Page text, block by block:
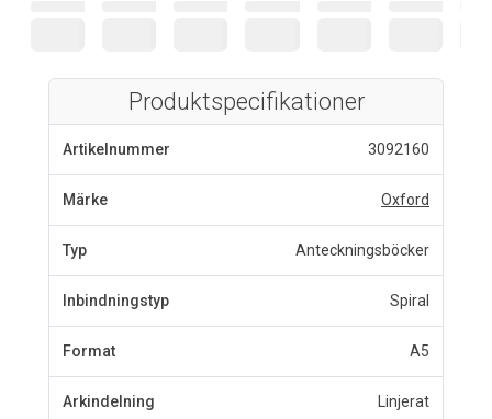
Produktspecifikationer
Artikelnummer 3092160
Märke Oxford
Typ Anteckningsböcker
Inbindningstyp Spiral
Format A5
Arkindelning Linjerat